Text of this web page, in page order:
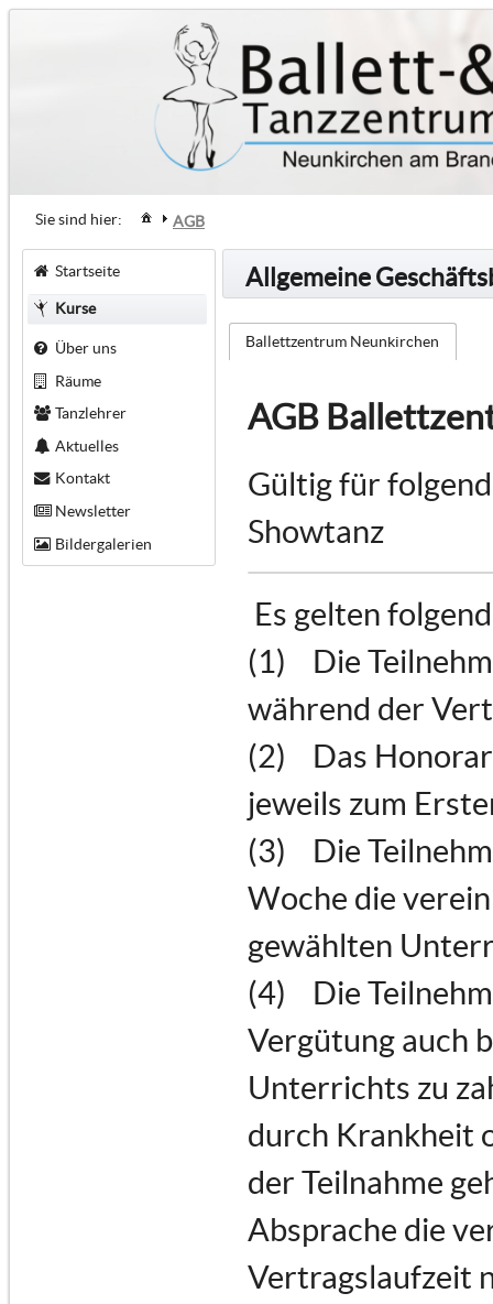
Sie sind hier: AGB
Startseite
Kurse
Über uns
Räume
Tanzlehrer
Aktuelles
Kontakt
Newsletter
Bildergalerien
Allgemeine
Ballettzentrum Neunkirchen
AGB
Gültig für
Showtanz
Es gelten
(1) Die
während der
(2) Das Honorar
jeweils zum
(3) Die
Woche die
gewählten
(4) Die
Vergütung auch
Unterrichts zu
durch Krankheit
der Teilnahme
Absprache die
Vertragslaufzeit